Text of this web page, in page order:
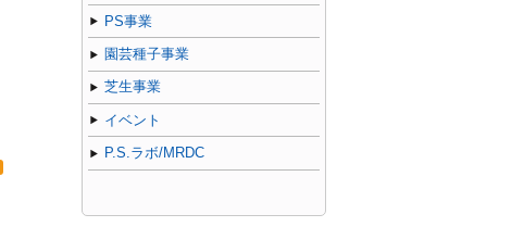
PS事業
園芸種子事業
芝生事業
イベント
P.S.ラボ/MRDC